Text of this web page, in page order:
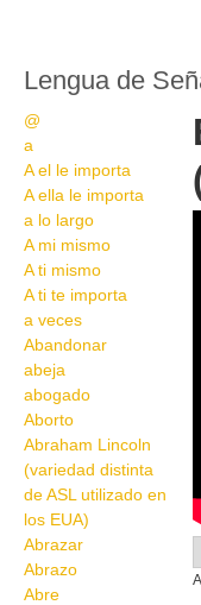
Lengua de
@
a
A el le importa
A ella le importa
a lo largo
A mi mismo
A ti mismo
A ti te importa
a veces
Abandonar
abeja
abogado
Aborto
Abraham Lincoln
(variedad distinta
de ASL utilizado en
los EUA)
Abrazar
Abrazo
Abre